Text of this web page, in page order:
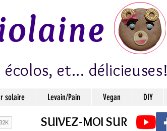
et... délicieuses!
solaire Levain/Pain Vegan DIY
SUIVEZ-MOI SUR